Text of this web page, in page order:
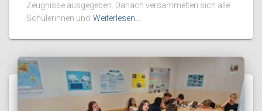
Zeugnisse ausgegeben. Danach versammelten sich alle
Schülerinnen und Weiterlesen…